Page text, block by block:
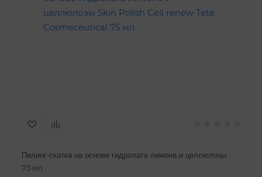
Пилинг-скатка на основе гидролата лимона и целлюлозы
75 мл